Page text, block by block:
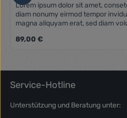
Lorem ipsum dolor sit amet,
diam nonumy eirmod tempor
magna aliquyam erat, sed diam
gubergren, no sea takimata
gubergren, no sea takimata
Regulärer Preis:
89,00 €
Service-Hotline
Unterstützung und Beratung unter: